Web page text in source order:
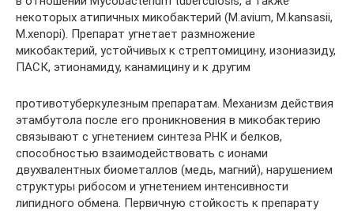
некоторых атипичных микобактерий (M.avium, M.kansasii,
M.xenopi). Препарат угнетает размножение
микобактерий, устойчивых к стрептомицину, изониазиду,
ПАСК, этионамиду, канамицину и к другим
противотуберкулезным препаратам. Механизм действия
этамбутола после его проникновения в микобактерию
связывают с угнетением синтеза РНК и белков,
способностью взаимодействовать с ионами
двухвалентных биометаллов (медь, магний), нарушением
структуры рибосом и угнетением интенсивности
липидного обмена. Первичную стойкость к препарату